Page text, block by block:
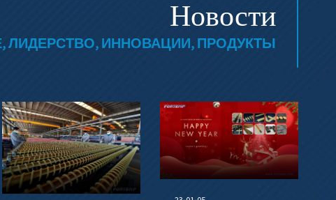
Новости
ЛИДЕРСТВО, ИННОВАЦИИ, ПРОДУКТЫ